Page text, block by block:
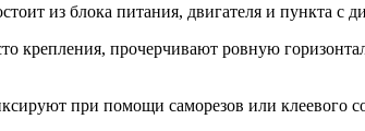
из блока питания, двигателя и пункта с
крепления, прочерчивают ровную
при помощи саморезов или клеевого